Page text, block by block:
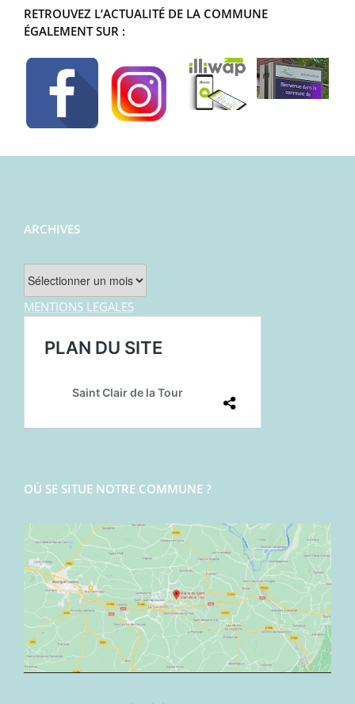
RETROUVEZ L’ACTUALITÉ DE LA COMMUNE
ÉGALEMENT SUR :
ARCHIVES
Archives
MENTIONS LEGALES
OÙ SE SITUE NOTRE COMMUNE ?